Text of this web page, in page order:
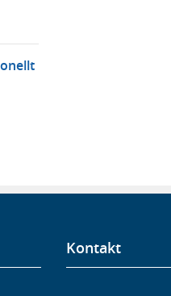
Kontakt